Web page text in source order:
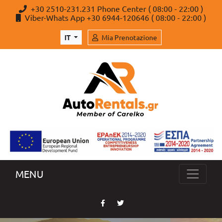
+30 2510-231.231 Phone Center ( 08:00 - 22:00 )
Viber-Whats App +30 6944-120646 ( 08:00 - 22:00 )
IT Mia Prenotazione
MENU